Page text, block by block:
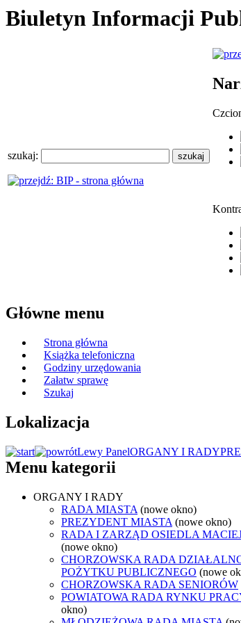
Biuletyn Informacji
szukaj:
Główne menu
Strona główna
Książka telefoniczna
Godziny urzędowania
Załatw sprawę
Szukaj
Lokalizacja
Lewy PanelORGANY I RADY
Menu kategorii
ORGANY I RADY
RADA MIASTA (nowe okno)
PREZYDENT MIASTA (nowe okno)
RADA I ZARZĄD OSIEDLA
(nowe okno)
CHORZOWSKA RADA
POŻYTKU PUBLICZNEGO (nowe
CHORZOWSKA RADA SENIORÓW
POWIATOWA RADA RYNKU
okno)